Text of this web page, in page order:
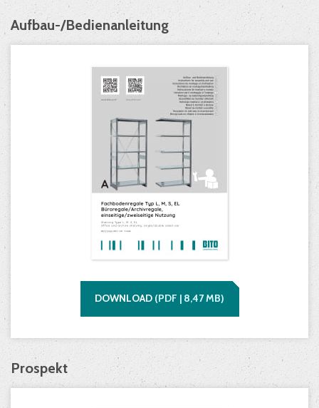
Aufbau-/Bedienanleitung
DOWNLOAD (PDF | 8,47MB)
Prospekt